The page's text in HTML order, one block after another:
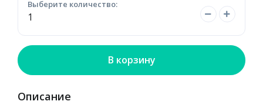
Выберите количество:
В корзину
Описание